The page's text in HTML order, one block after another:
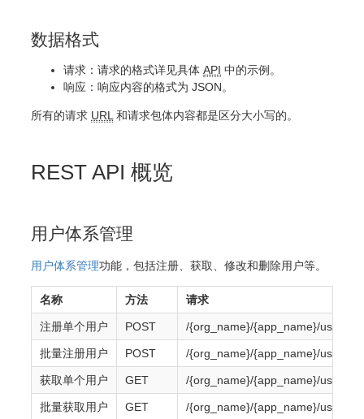
数据格式
请求：请求的格式详见具体 API 中的示例。
响应：响应内容的格式为 JSON。
所有的请求 URL和请求包体内容都是区分大小写的。
REST API 概览
用户体系管理
用户体系管理功能，包括注册、获取、修改和删除用户等。
名称 方法 请求
注册单个用户 POST /{org_name}/{app_name}/users
批量注册用户 POST /{org_name}/{app_name}/users
获取单个用户 GET /{org_name}/{app_name}/users/
批量获取用户 GET /{org_name}/{app_name}/users